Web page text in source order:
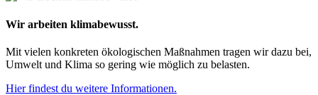
Wir arbeiten klimabewusst.
Mit vielen konkreten ökologischen Maßnahmen tragen wir dazu bei,
Umwelt und Klima so gering wie möglich zu belasten.
Hier findest du weitere Informationen.